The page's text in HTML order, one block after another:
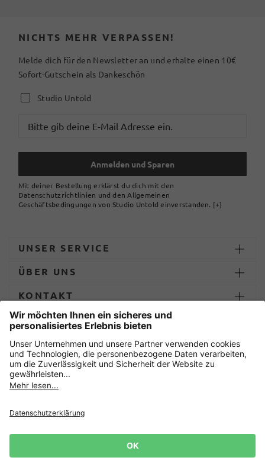
NICHTS MEHR VERPASSEN!
Melde dich für den Newsletter an und erhalte einen 10€
Sofort-Gutschein als Dankeschön
Studio Untold
Anmelden und Sparen
Mit deiner Bestellung erklärst du dich mit den
Datenschutzrichtlinien und den Allgemeinen
Geschäftsbedingungen von Studio Untold einverstanden. [+]
UNSER SERVICE
ÜBER UNS
KONTAKT
ZAHLUNG UND LIEFERUNG
Sicher einkaufen mit
Impressum
Cookie-Einstellungen
Lieferbedingungen